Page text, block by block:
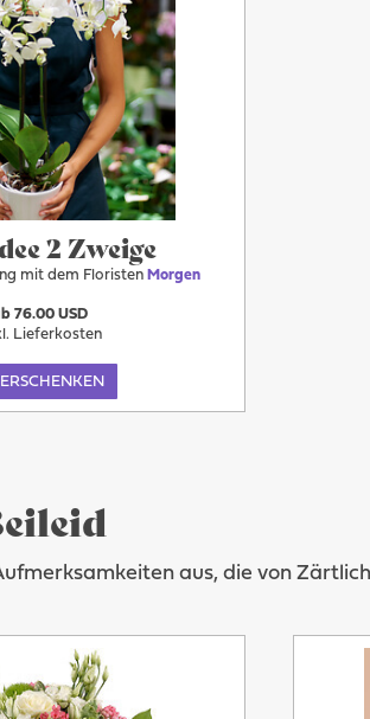
2 Zweige
mit dem Floristen Morgen
76.00 USD
Lieferkosten
aus, die von